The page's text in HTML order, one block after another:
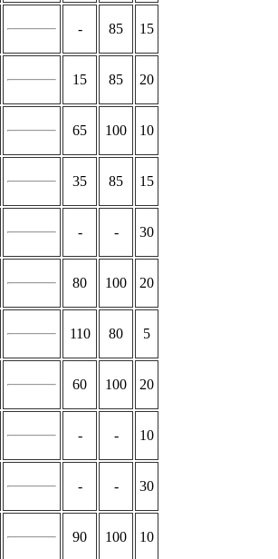
- 85 15
15 85 20
65 100 10
35 85 15
- - 30
80 100 20
110 80 5
60 100 20
- - 10
- - 30
90 100 10